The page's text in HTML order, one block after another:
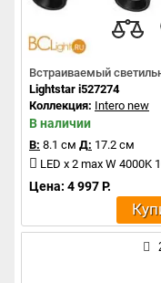
Встраиваемый
Lightstar i527274
Коллекция: Intero new
В наличии
В: 8.1 см Д: 17.2 см
LED x 2 max W 4000K
Цена: 4 997 Р.